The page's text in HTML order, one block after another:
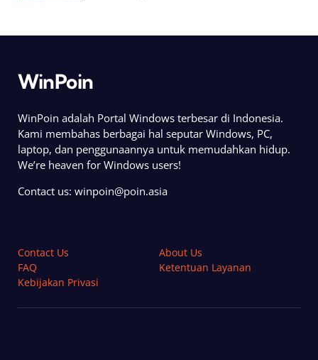
WinPoin
WinPoin adalah Portal Windows terbesar di Indonesia.
Kami membahas berbagai hal seputar Windows, PC,
laptop, dan penggunaannya untuk memudahkan hidup.
We’re heaven for Windows users!
Contact us: winpoin@poin.asia
Contact Us
About Us
FAQ
Ketentuan Layanan
Kebijakan Privasi